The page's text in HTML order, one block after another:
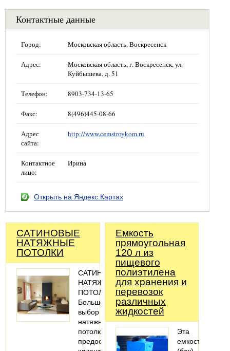
Контактные данные
Город: Московская область, Воскресенск
Адрес:
Московская область, г. Воскресенск, ул.
Куйбышева, д. 51
Телефон: 8903-734-13-65
Факс: 8(496)445-08-66
Адрес
сайта:
http://www.cemstroykom.ru
Контактное
лицо:
Ирина
Открыть на Яндекс.Картах
САТИНОВЫЕ
НАТЯЖНЫЕ
ПОТОЛКИ
САТИНОВЫЕ
НАТЯЖНЫЕ
ПОТОЛКИ
Большой
выбор
натяжных
потолков
предоставляет
Емкость
прямоугольная
120 л из
пищевого
полиэтилена
для хранения и
перевозок
различных
жидкостей
Эта
емкость